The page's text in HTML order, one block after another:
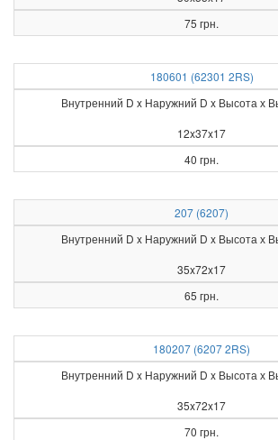
75 грн.
180601 (62301 2RS)
Внутренний D x Наружний D x Высота х
12x37x17
40 грн.
207 (6207)
Внутренний D x Наружний D x Высота х
35x72x17
65 грн.
180207 (6207 2RS)
Внутренний D x Наружний D x Высота х
35x72x17
70 грн.